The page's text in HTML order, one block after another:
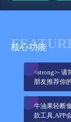
核心功能
<strong>- 请
朋友推荐你
牛油果轻断
款工具,APP